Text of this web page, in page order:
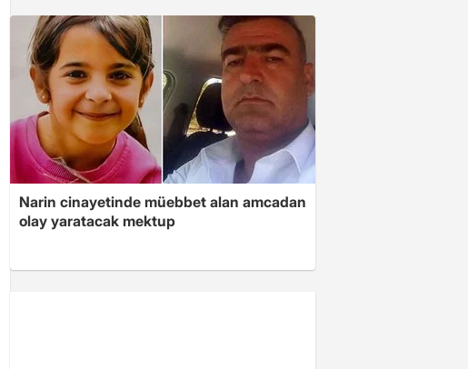
Narin cinayetinde müebbet alan amcadan
olay yaratacak mektup